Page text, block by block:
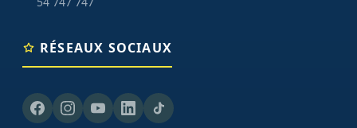
RÉSEAUX SOCIAUX